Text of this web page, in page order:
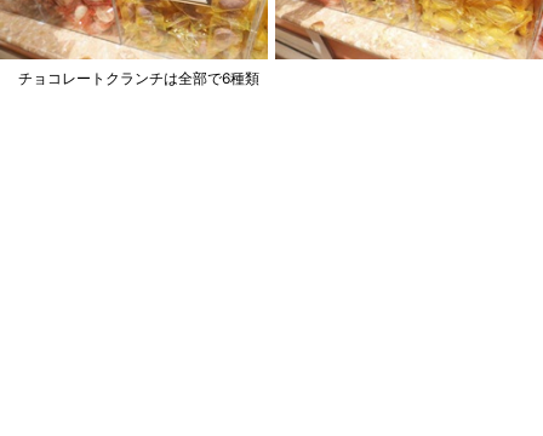
チョコレートクランチは全部で6種類